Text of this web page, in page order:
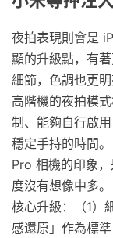
夜拍表現則會是
顯的升級點，有
細節，色調也更
高階機的夜拍模
制、能夠自行啟
穩定手持的時間
Pro 相機的印象
度沒有想像中多
核心升級：（1）
感還原」作為標